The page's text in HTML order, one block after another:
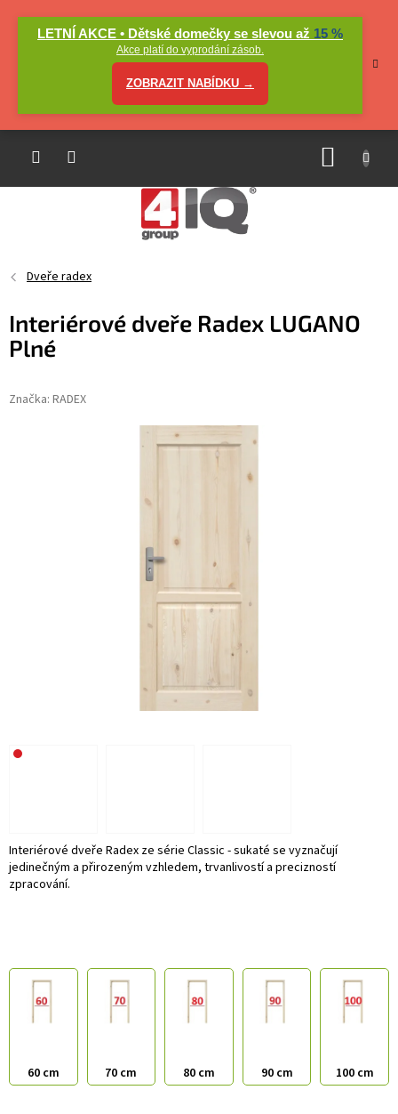
LETNÍ AKCE • Dětské domečky se slevou až 15 %
Akce platí do vyprodání zásob.
ZOBRAZIT NABÍDKU →
Dveře radex
Interiérové dveře Radex LUGANO
Plné
Značka: RADEX
60 cm 70 cm 80 cm 90 cm 100 cm
Interiérové dveře Radex ze série Classic - sukaté se vyznačují
jedinečným a přirozeným vzhledem, trvanlivostí a precizností
zpracování.